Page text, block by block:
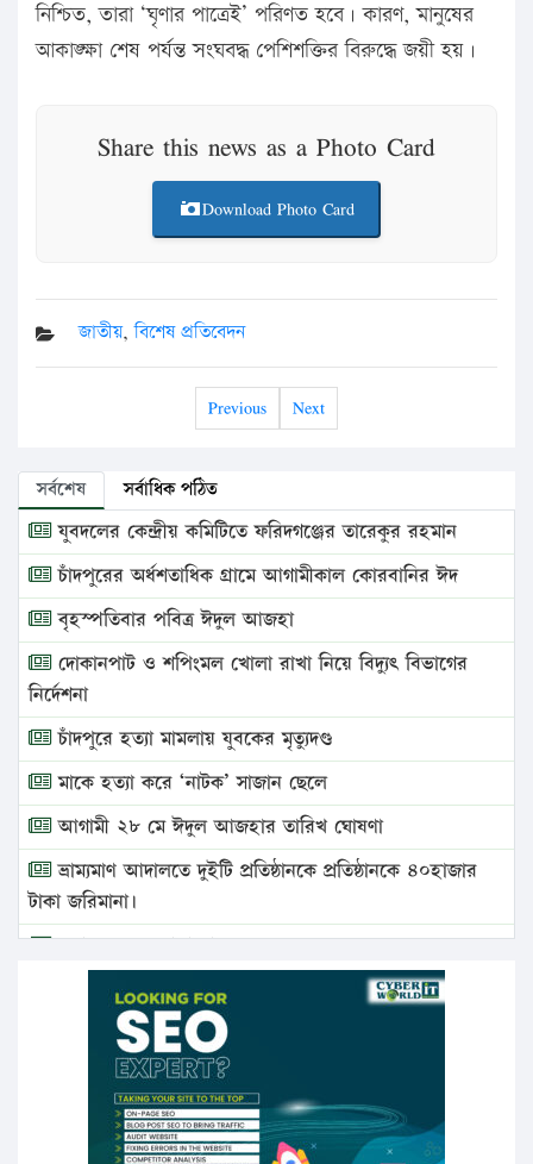
নিশ্চিত, তারা ‘ঘৃণার পাত্রেই’ পরিণত হবে। কারণ, মানুষের
আকাঙ্ক্ষা শেষ পর্যন্ত সংঘবদ্ধ পেশিশক্তির বিরুদ্ধে জয়ী হয়।
Share this news as a Photo Card
Download Photo Card
জাতীয়,বিশেষ প্রতিবেদন
Previous Next
সর্বশেষ সর্বাধিক পঠিত
যুবদলের কেন্দ্রীয় কমিটিতে ফরিদগঞ্জের তারেকুর রহমান
চাঁদপুরের অর্ধশতাধিক গ্রামে আগামীকাল কোরবানির ঈদ
বৃহস্পতিবার পবিত্র ঈদুল আজহা
দোকানপাট ও শপিংমল খোলা রাখা নিয়ে বিদ্যুৎ বিভাগের
নির্দেশনা
চাঁদপুরে হত্যা মামলায় যুবকের মৃত্যুদণ্ড
মাকে হত্যা করে ‘নাটক’ সাজান ছেলে
আগামী ২৮ মে ঈদুল আজহার তারিখ ঘোষণা
ভ্রাম্যমাণ আদালতে দুইটি প্রতিষ্ঠানকে প্রতিষ্ঠানকে ৪০হাজার
টাকা জরিমানা।
এবার লঞ্চের ভাড়া বাড়ল
১৭ থেকে ২১ শতাংশ বিদ্যুতের দাম বাড়ানোর প্রস্তাব পিডিবির
১৬ মে চাঁদপুর ও ২৫ মে ফেনী সফরে যাবেন প্রধানমন্ত্রী
উচ্চশিক্ষায় গৌরবময় অর্জন: পূর্ণ স্কলারশিপে যুক্তরাষ্ট্রে
পিএইচডি করছেন কুয়েটের কৃতি…
সারা দেশে বজ্রাঘাতে ১৪ জনের প্রাণহানি